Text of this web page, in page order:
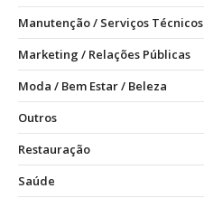
Manutenção / Serviços Técnicos
Marketing / Relações Públicas
Moda / Bem Estar / Beleza
Outros
Restauração
Saúde